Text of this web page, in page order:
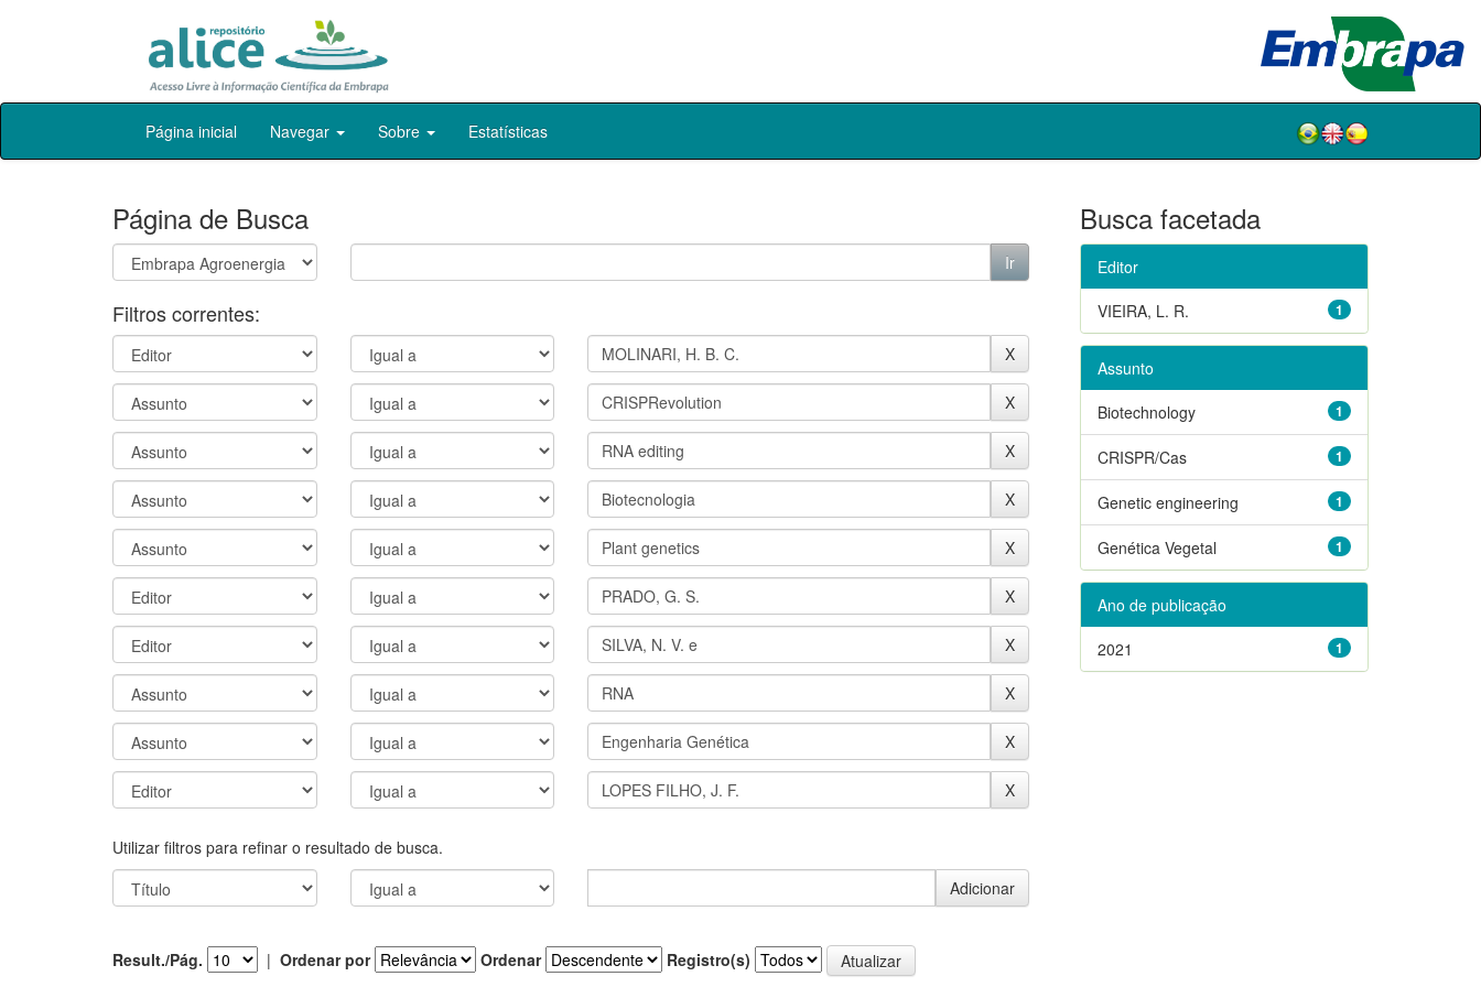
Skip
Página inicial Navegar Sobre Estatísticas
Página de Busca
Filtros correntes:
Utilizar filtros para refinar o resultado de busca.
Result./Pág. | Ordenar por Ordenar Registro(s)
Busca facetada
Editor
1
VIEIRA, L. R.
Assunto
1
Biotechnology
1
CRISPR/Cas
1
Genetic engineering
1
Genética Vegetal
Ano de publicação
1
2021